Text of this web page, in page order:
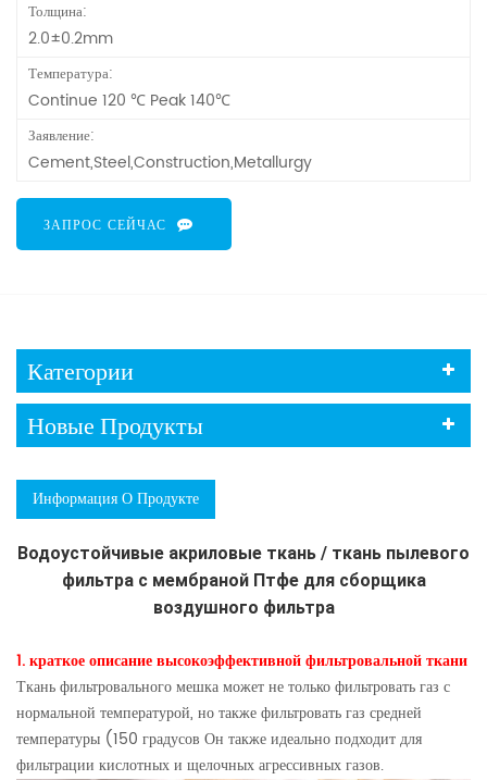
Толщина:
2.0±0.2mm
Температура:
Continue 120 ℃ Peak 140℃
Заявление:
Cement,Steel,Construction,Metallurgy
ЗАПРОС СЕЙЧАС
Категории
Новые Продукты
Информация О Продукте
Водоустойчивые акриловые ткань / ткань пылевого
фильтра с мембраной Птфе для сборщика
воздушного фильтра
1. краткое описание высокоэффективной фильтровальной ткани
Ткань фильтровального мешка может не только фильтровать газ с
нормальной температурой, но также фильтровать газ средней
температуры (150 градусов Он также идеально подходит для
фильтрации кислотных и щелочных агрессивных газов.